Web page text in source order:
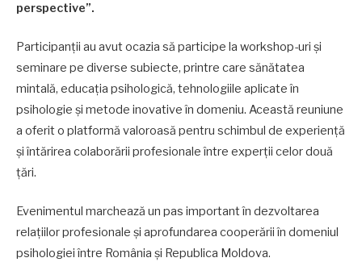
perspective”.
Participanții au avut ocazia să participe la workshop-uri și
seminare pe diverse subiecte, printre care sănătatea
mintală, educația psihologică, tehnologiile aplicate în
psihologie și metode inovative în domeniu. Această reuniune
a oferit o platformă valoroasă pentru schimbul de experiență
și întărirea colaborării profesionale între experții celor două
țări.
Evenimentul marchează un pas important în dezvoltarea
relațiilor profesionale și aprofundarea cooperării în domeniul
psihologiei între România și Republica Moldova.